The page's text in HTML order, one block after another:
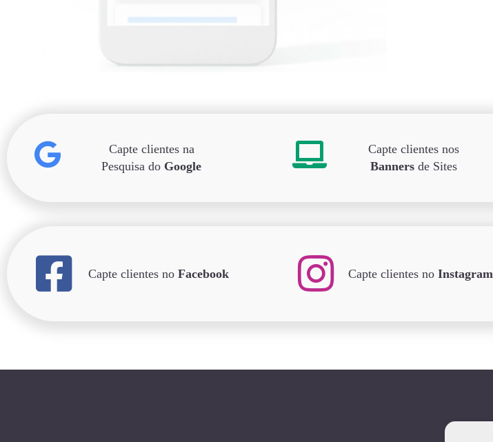
Capte clientes na
Pesquisa do Google
Capte clientes nos
Bannersde Sites
Capte clientes no Facebook Capte clientes no Instagram